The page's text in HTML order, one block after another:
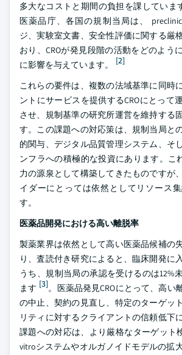
多大なコストと期間の負担を課していま
医薬品庁、各国の規制当局は、
ジ、実験室文書、安全性評価に関する厳
おり、CROが発見段階の活動をどのよう
に影響を与えています。
[2]
これらの要件は、複数の法域基準に同時
ントにサービスを提供するCROにとって
させ、規制基準の研究所運営を維持する
す。この課題への対応策は、規制当局と
的関与、デジタル品質管理システム、そ
ンフラへの積極的な投資にあります。こ
力の源泉として構築してきたものですが
イダーにとっては依然としてリソース
す。
医薬品開発における高い離脱率
製薬業界は依然として高い医薬品候補の
り、査読付き研究によると、臨床開発に
うち、規制当局の承認を受けるのは12%
ます [3]。医薬品発見CROにとって、高い
の中止、契約の見直し、特定のターゲッ
リティに対するクライアントの信頼低下
課題への対応は、より厳格なターゲット
vitroシステムやオルガノイドモデルの拡